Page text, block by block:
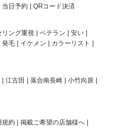
当日予約 QRコード決済
リング重視 ベテラン
安い
発毛 イケメン
カラーリスト
江古田 落合南長崎
小竹向原
規約
掲載ご希望の店舗様へ